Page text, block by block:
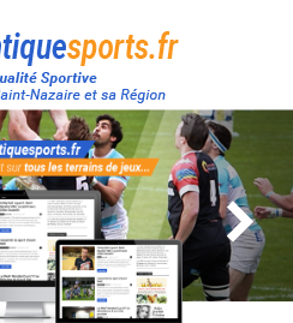
Atlantique
Sport